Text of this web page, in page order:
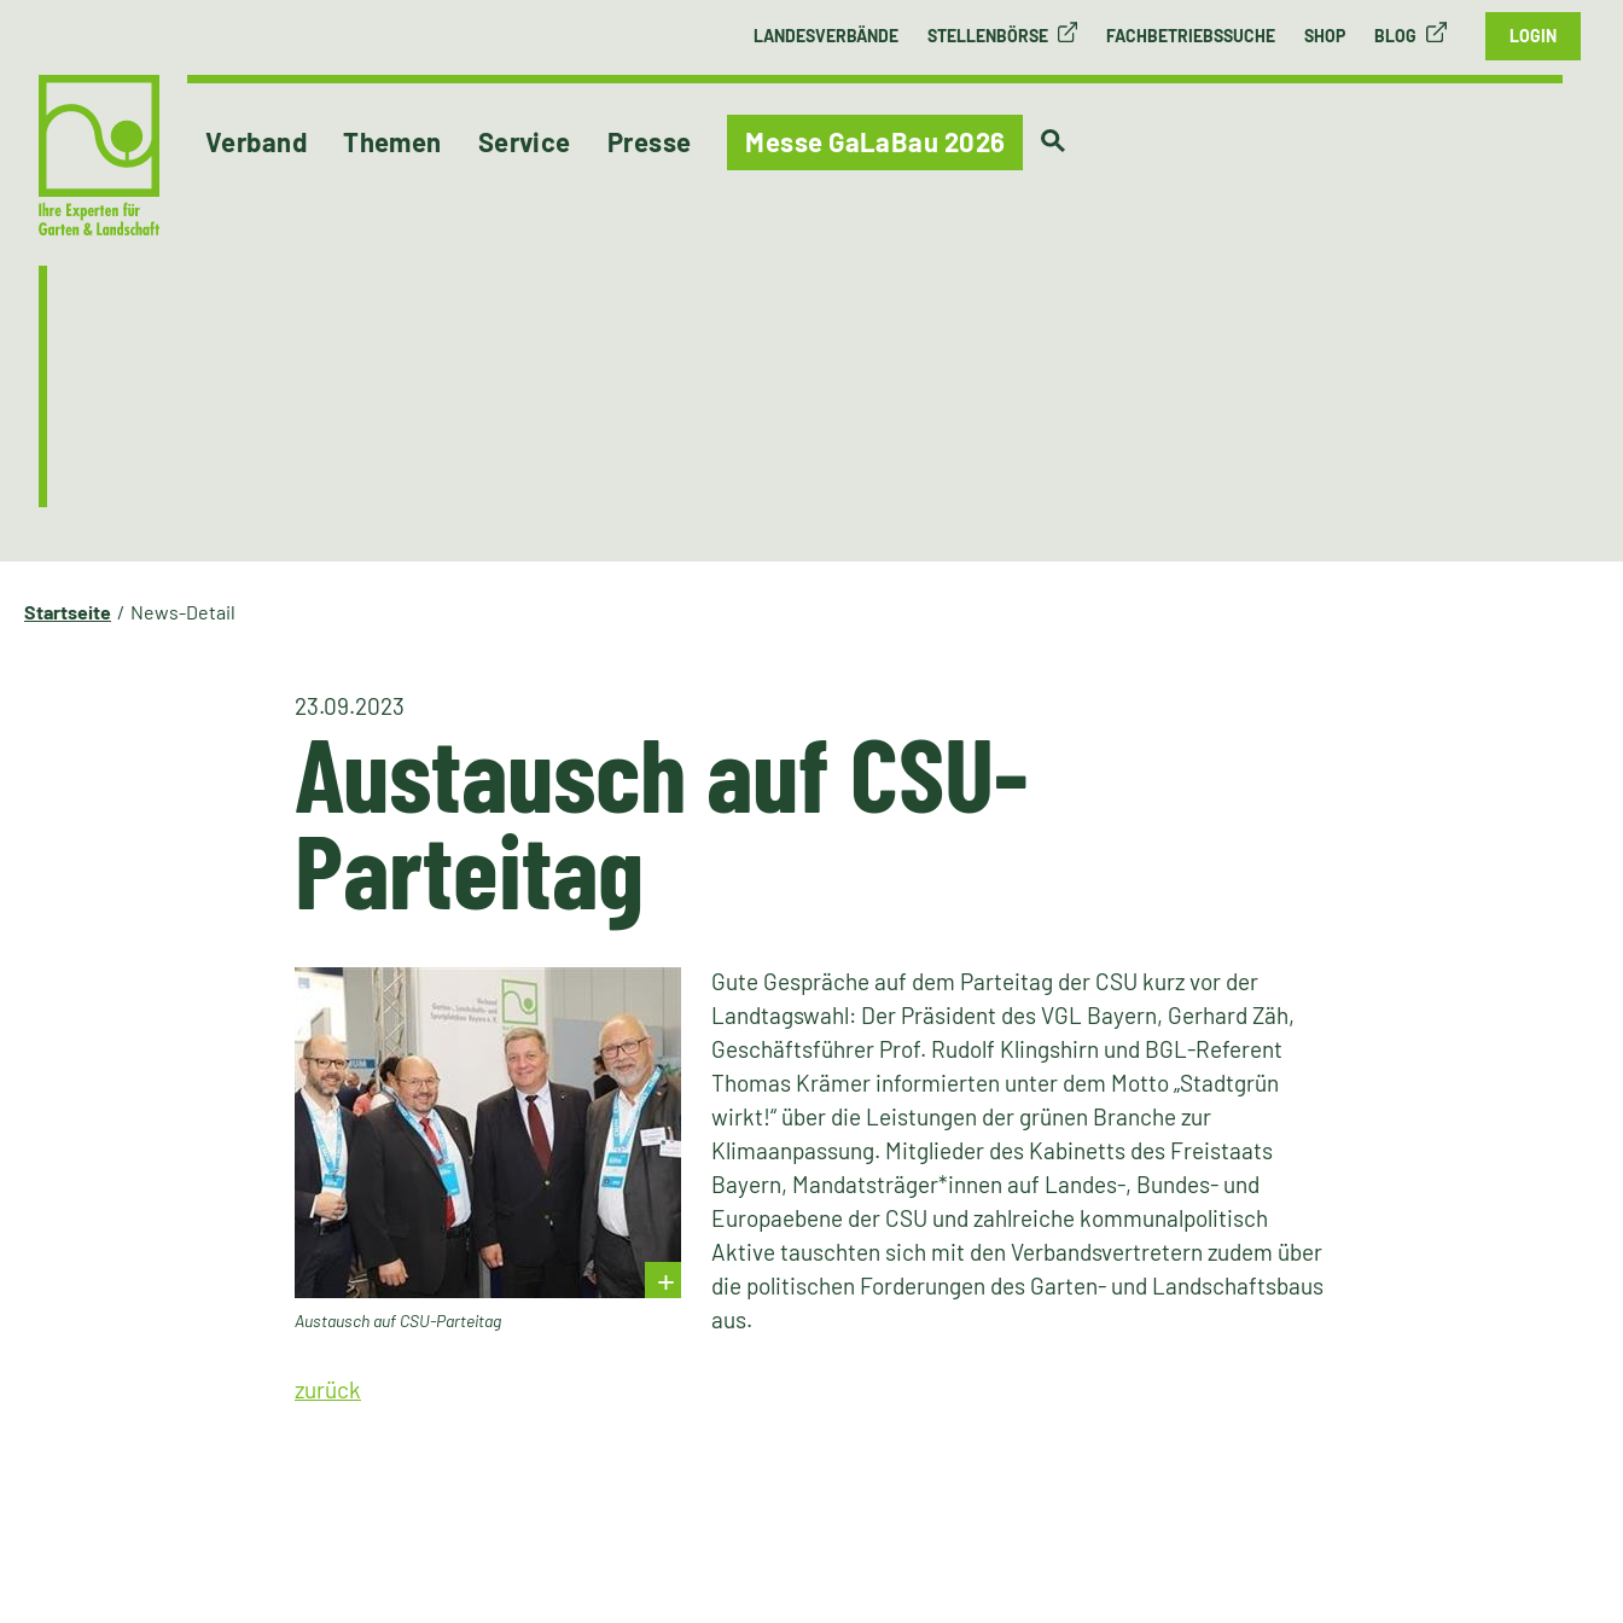
LANDESVERBÄNDE STELLENBÖRSE FACHBETRIEBSSUCHE SHOP BLOG LOGIN
Verband Themen Service Presse Messe GaLaBau 2026
Startseite News-Detail
23.09.2023
Austausch auf CSU-
Parteitag
Austausch auf CSU-Parteitag
Gute Gespräche auf dem Parteitag der CSU kurz vor der
Landtagswahl: Der Präsident des VGL Bayern, Gerhard Zäh,
Geschäftsführer Prof. Rudolf Klingshirn und BGL-Referent
Thomas Krämer informierten unter dem Motto „Stadtgrün
wirkt!“ über die Leistungen der grünen Branche zur
Klimaanpassung. Mitglieder des Kabinetts des Freistaats
Bayern, Mandatsträger*innen auf Landes-, Bundes- und
Europaebene der CSU und zahlreiche kommunalpolitisch
Aktive tauschten sich mit den Verbandsvertretern zudem über
die politischen Forderungen des Garten- und Landschaftsbaus
aus.
zurück